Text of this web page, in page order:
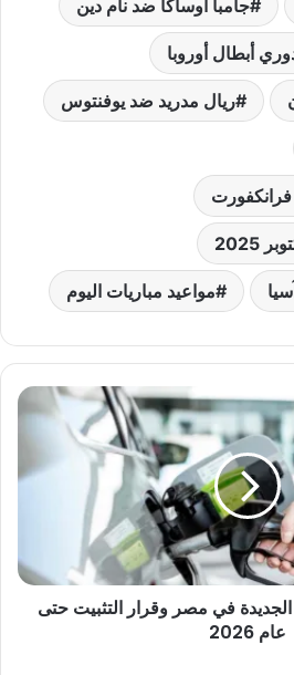
جامبا أوساكا ضد نام دين
أبطال أوروبا
ريال مدريد ضد يوفنتوس
مواعيد مباريات اليوم
الجديدة في مصر وقرار التثبيت حتى
عام 2026